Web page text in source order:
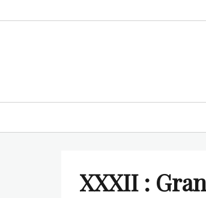
menu
XXXII :